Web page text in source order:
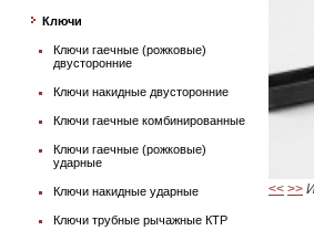
Ключи
Ключи гаечные (рожковые)
двусторонние
Ключи накидные двусторонние
Ключи гаечные комбинированные
Ключи гаечные (рожковые)
ударные
Ключи накидные ударные
Ключи трубные рычажные КТР
<< >>